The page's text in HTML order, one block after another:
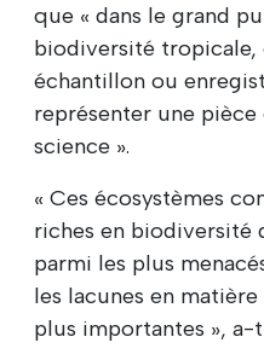
que « dans le grand
biodiversité tropicale,
échantillon ou
représenter une
science ».
« Ces écosystèmes
riches en biodiversité
parmi les plus
les lacunes en
plus importantes »,